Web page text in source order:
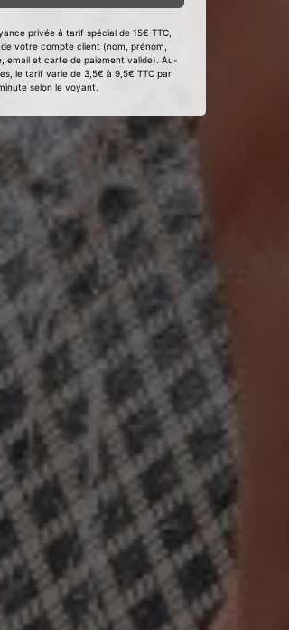
privée à tarif spécial de 15€ TTC,
votre compte client (nom, prénom,
email et carte de paiement valide). Au-
le tarif varie de 3,5€ à 9,5€ TTC par
selon le voyant.